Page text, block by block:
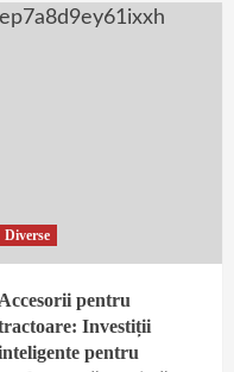
Diverse
Accesorii pentru
Investiții
pentru